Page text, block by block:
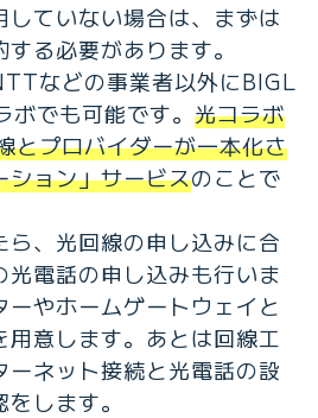
ていない場合は、まずは
る必要があります。
などの事業者以外にBIGL
でも可能です。 光コラボ
とプロバイダーが一本化さ
ション」サービスのことで
ら、光回線の申し込みに合
電話の申し込みも行いま
やホームゲートウェイと
意します。あとは回線工
ーネット接続と光電話の設
します。